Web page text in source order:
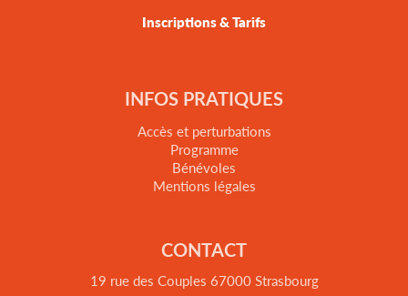
Inscriptions & Tarifs
INFOS PRATIQUES
Accès et perturbations
Programme
Bénévoles
Mentions légales
CONTACT
19 rue des Couples 67000 Strasbourg